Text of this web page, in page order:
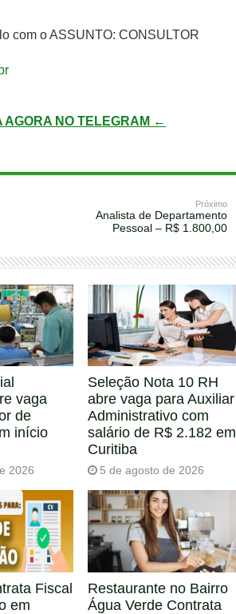
com o ASSUNTO: CONSULTOR
AGORA NO TELEGRAM ←
Próximo
Analista de Departamento
Pessoal – R$ 1.800,00
vaga
de
início
2026
Seleção Nota 10 RH
abre vaga para Auxiliar
Administrativo com
salário de R$ 2.182 em
Curitiba
5 de agosto de 2026
Fiscal
em
Restaurante no Bairro
Água Verde Contrata